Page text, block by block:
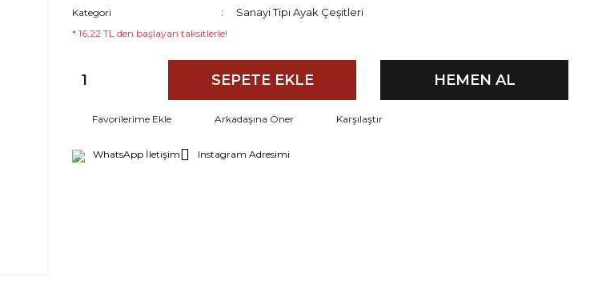
Kategori Sanayi Tipi Ayak Çeşitleri
* 16,22 TL den başlayan taksitlerle!
SEPETE EKLE HEMEN AL
Arkadaşına Öner Karşılaştır
WhatsApp İletişim Instagram Adresimi